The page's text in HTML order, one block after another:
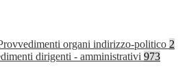
organi indirizzo-politico 2
dirigenti - amministrativi 973